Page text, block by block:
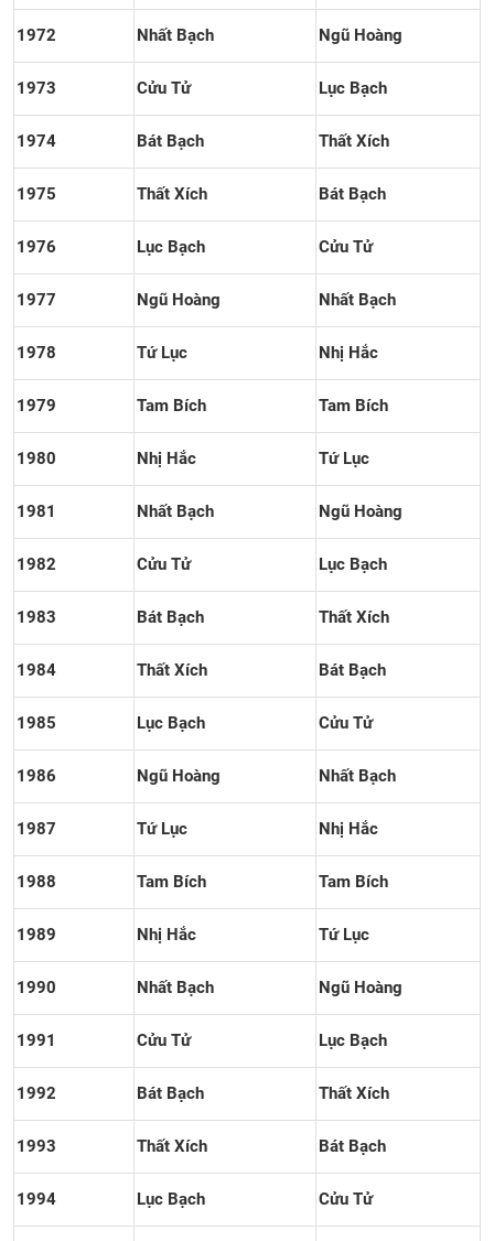
1972 Nhất Bạch Ngũ Hoàng
1973 Cửu Tử Lục Bạch
1974 Bát Bạch Thất Xích
1975 Thất Xích Bát Bạch
1976 Lục Bạch Cửu Tử
1977 Ngũ Hoàng Nhất Bạch
1978 Tứ Lục Nhị Hắc
1979 Tam Bích Tam Bích
1980 Nhị Hắc Tứ Lục
1981 Nhất Bạch Ngũ Hoàng
1982 Cửu Tử Lục Bạch
1983 Bát Bạch Thất Xích
1984 Thất Xích Bát Bạch
1985 Lục Bạch Cửu Tử
1986 Ngũ Hoàng Nhất Bạch
1987 Tứ Lục Nhị Hắc
1988 Tam Bích Tam Bích
1989 Nhị Hắc Tứ Lục
1990 Nhất Bạch Ngũ Hoàng
1991 Cửu Tử Lục Bạch
1992 Bát Bạch Thất Xích
1993 Thất Xích Bát Bạch
1994 Lục Bạch Cửu Tử